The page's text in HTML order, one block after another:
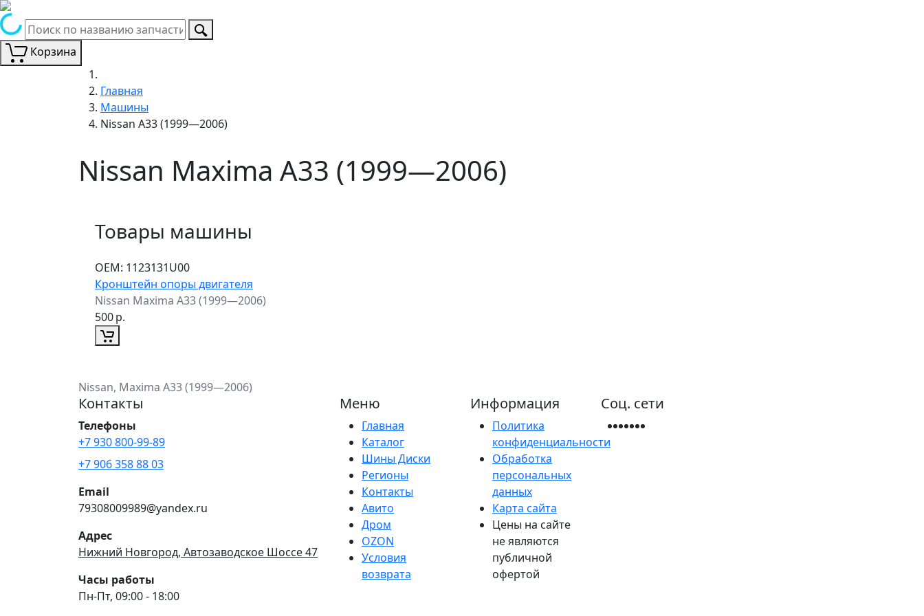
Корзина
Главная
Машины
Nissan A33 (1999—2006)
Nissan Maxima A33 (1999—2006)
Товары машины
ОЕМ: 1123131U00
Кронштейн опоры двигателя
Nissan Maxima A33 (1999—2006)
500р.
Nissan, Maxima A33 (1999—2006)
Контакты
Телефоны
+7 930 800-99-89
+7 906 358 88 03
Email
79308009989@yandex.ru
Адрес
Нижний Новгород, Автозаводское Шоссе 47
Часы работы
Пн-Пт, 09:00 - 18:00
Меню
Главная
Каталог
Шины Диски
Регионы
Контакты
Авито
Дром
OZON
Условия
возврата
Информация
Политика
конфиденциальности
Обработка
персональных
данных
Карта сайта
Цены на сайте
не являются
публичной
офертой
Соц. сети